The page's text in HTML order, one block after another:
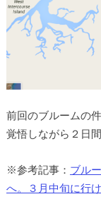
前回のブルームの
覚悟しながら２日
※参考記事： ブル
へ。３月中旬に行け